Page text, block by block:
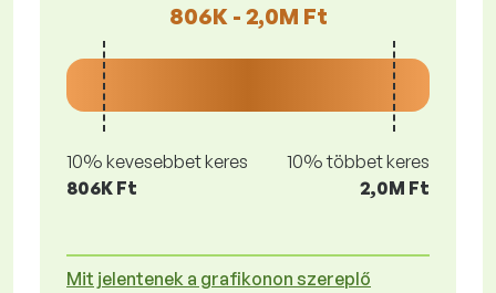
806K - 2,0M Ft
10% kevesebbet keres
806K Ft
10% többet keres
2,0M Ft
Mit jelentenek a grafikonon szereplő